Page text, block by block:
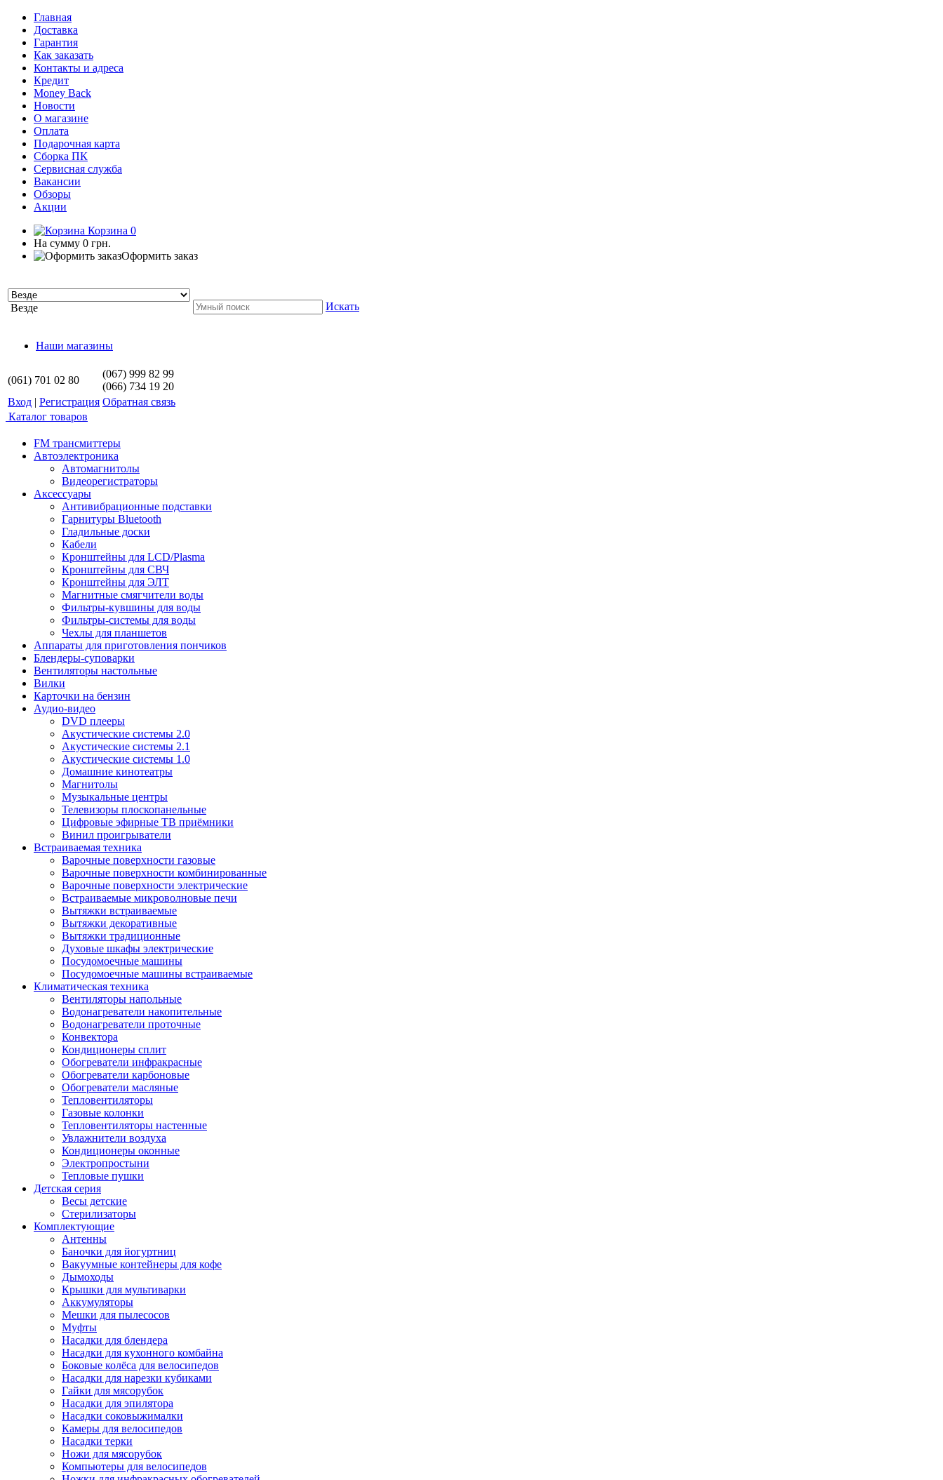
Главная
Доставка
Гарантия
Как заказать
Контакты и адреса
Кредит
Money Back
Новости
О магазине
Оплата
Подарочная карта
Сборка ПК
Сервисная служба
Вакансии
Обзоры
Акции
Корзина 0
На сумму 0 грн.
Оформить заказ
Везде Искать
Наши магазины
(061) 701 02 80
(067) 999 82 99
(066) 734 19 20
Вход | Регистрация Обратная связь
Каталог товаров
FM трансмиттеры
Автоэлектроника
Автомагнитолы
Видеорегистраторы
Аксессуары
Антивибрационные подставки
Гарнитуры Bluetooth
Гладильные доски
Кабели
Кронштейны для LCD/Plasma
Кронштейны для СВЧ
Кронштейны для ЭЛТ
Магнитные смягчители воды
Фильтры-кувшины для воды
Фильтры-системы для воды
Чехлы для планшетов
Аппараты для приготовления пончиков
Блендеры-суповарки
Вентиляторы настольные
Вилки
Карточки на бензин
Аудио-видео
DVD плееры
Акустические системы 2.0
Акустические системы 2.1
Акустические системы 1.0
Домашние кинотеатры
Магнитолы
Музыкальные центры
Телевизоры плоскопанельные
Цифровые эфирные ТВ приёмники
Винил проигрыватели
Встраиваемая техника
Варочные поверхности газовые
Варочные поверхности комбинированные
Варочные поверхности электрические
Встраиваемые микроволновые печи
Вытяжки встраиваемые
Вытяжки декоративные
Вытяжки традиционные
Духовые шкафы электрические
Посудомоечные машины
Посудомоечные машины встраиваемые
Климатическая техника
Вентиляторы напольные
Водонагреватели накопительные
Водонагреватели проточные
Конвектора
Кондиционеры сплит
Обогреватели инфракрасные
Обогреватели карбоновые
Обогреватели масляные
Тепловентиляторы
Газовые колонки
Тепловентиляторы настенные
Увлажнители воздуха
Кондиционеры оконные
Электропростыни
Тепловые пушки
Детская серия
Весы детские
Стерилизаторы
Комплектующие
Антенны
Баночки для йогуртниц
Вакуумные контейнеры для кофе
Дымоходы
Крышки для мультиварки
Аккумуляторы
Мешки для пылесосов
Муфты
Насадки для блендера
Насадки для кухонного комбайна
Боковые колёса для велосипедов
Насадки для нарезки кубиками
Гайки для мясорубок
Насадки для эпилятора
Насадки соковыжималки
Камеры для велосипедов
Насадки терки
Ножи для мясорубок
Компьютеры для велосипедов